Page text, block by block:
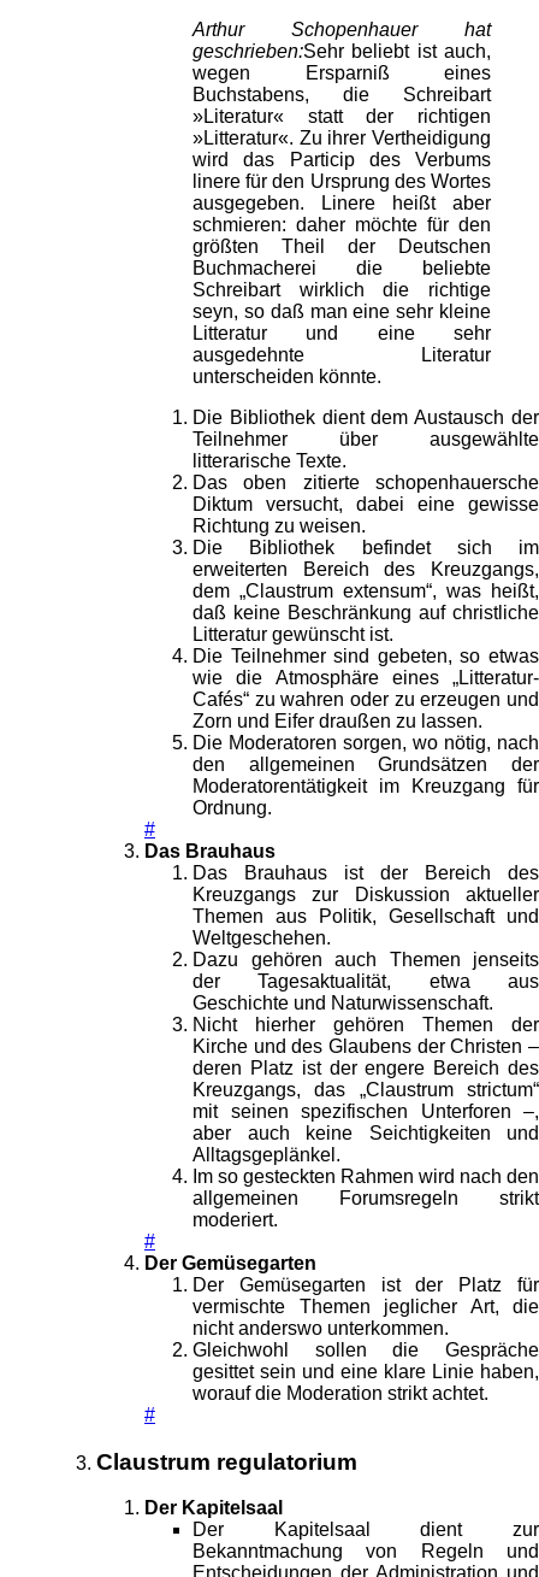
Arthur Schopenhauer hat
geschrieben:Sehr beliebt ist auch,
wegen Ersparniß eines
Buchstabens, die Schreibart
»Literatur« statt der richtigen
»Litteratur«. Zu ihrer Vertheidigung
wird das Particip des Verbums
linere für den Ursprung des Wortes
ausgegeben. Linere heißt aber
schmieren: daher möchte für den
größten Theil der Deutschen
Buchmacherei die beliebte
Schreibart wirklich die richtige
seyn, so daß man eine sehr kleine
Litteratur und eine sehr
ausgedehnte Literatur
unterscheiden könnte.
Die Bibliothek dient dem Austausch der
Teilnehmer über ausgewählte
litterarische Texte.
Das oben zitierte schopenhauersche
Diktum versucht, dabei eine gewisse
Richtung zu weisen.
Die Bibliothek befindet sich im
erweiterten Bereich des Kreuzgangs,
dem „Claustrum extensum“, was heißt,
daß keine Beschränkung auf christliche
Litteratur gewünscht ist.
Die Teilnehmer sind gebeten, so etwas
wie die Atmosphäre eines „Litteratur-
Cafés“ zu wahren oder zu erzeugen und
Zorn und Eifer draußen zu lassen.
Die Moderatoren sorgen, wo nötig, nach
den allgemeinen Grundsätzen der
Moderatorentätigkeit im Kreuzgang für
Ordnung.
#
Das Brauhaus
Das Brauhaus ist der Bereich des
Kreuzgangs zur Diskussion aktueller
Themen aus Politik, Gesellschaft und
Weltgeschehen.
Dazu gehören auch Themen jenseits
der Tagesaktualität, etwa aus
Geschichte und Naturwissenschaft.
Nicht hierher gehören Themen der
Kirche und des Glaubens der Christen –
deren Platz ist der engere Bereich des
Kreuzgangs, das „Claustrum strictum“
mit seinen spezifischen Unterforen –,
aber auch keine Seichtigkeiten und
Alltagsgeplänkel.
Im so gesteckten Rahmen wird nach den
allgemeinen Forumsregeln strikt
moderiert.
#
Der Gemüsegarten
Der Gemüsegarten ist der Platz für
vermischte Themen jeglicher Art, die
nicht anderswo unterkommen.
Gleichwohl sollen die Gespräche
gesittet sein und eine klare Linie haben,
worauf die Moderation strikt achtet.
#
Claustrum regulatorium
Der Kapitelsaal
Der Kapitelsaal dient zur
Bekanntmachung von Regeln und